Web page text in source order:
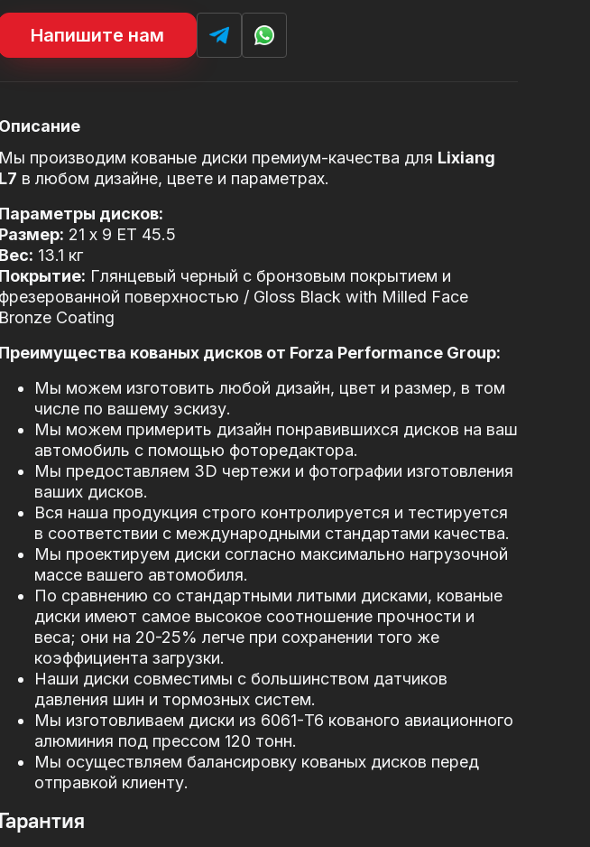
Напишите нам
Описание
Мы производим кованые диски премиум-качества для Lixiang
L7 в любом дизайне, цвете и параметрах.
Параметры дисков:
Размер: 21 x 9 ET 45.5
Вес: 13.1 кг
Покрытие: Глянцевый черный с бронзовым покрытием и
фрезерованной поверхностью / Gloss Black with Milled Face
Bronze Coating
Преимущества кованых дисков от Forza Performance Group:
Мы можем изготовить любой дизайн, цвет и размер, в том
числе по вашему эскизу.
Мы можем примерить дизайн понравившихся дисков на ваш
автомобиль с помощью фоторедактора.
Мы предоставляем 3D чертежи и фотографии изготовления
ваших дисков.
Вся наша продукция строго контролируется и тестируется
в соответствии с международными стандартами качества.
Мы проектируем диски согласно максимально нагрузочной
массе вашего автомобиля.
По сравнению со стандартными литыми дисками, кованые
диски имеют самое высокое соотношение прочности и
веса; они на 20-25% легче при сохранении того же
коэффициента загрузки.
Наши диски совместимы с большинством датчиков
давления шин и тормозных систем.
Мы изготовливаем диски из 6061-T6 кованого авиационного
алюминия под прессом 120 тонн.
Мы осуществляем балансировку кованых дисков перед
отправкой клиенту.
Гарантия